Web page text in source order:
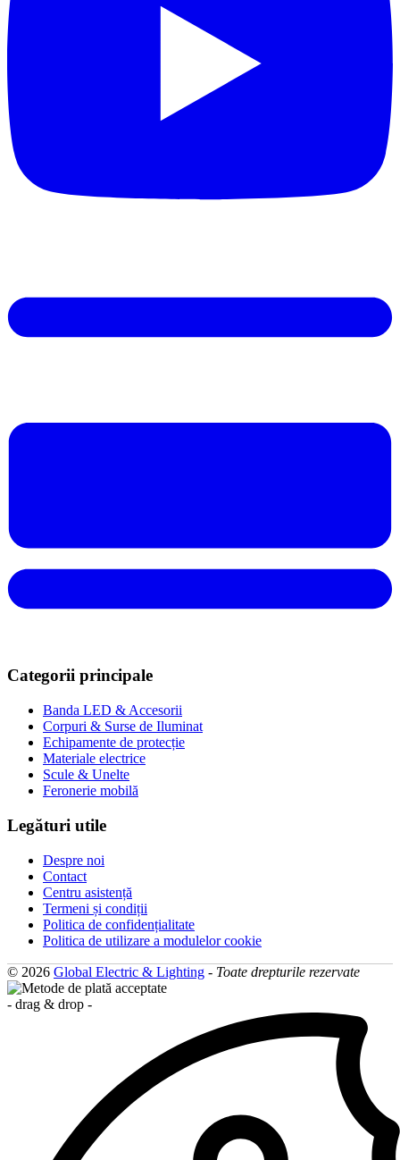
Categorii principale
Banda LED & Accesorii
Corpuri & Surse de Iluminat
Echipamente de protecție
Materiale electrice
Scule & Unelte
Feronerie mobilă
Legături utile
Despre noi
Contact
Centru asistență
Termeni și condiții
Politica de confidențialitate
Politica de utilizare a modulelor cookie
© 2026 Global Electric & Lighting - Toate drepturile rezervate
- drag & drop -